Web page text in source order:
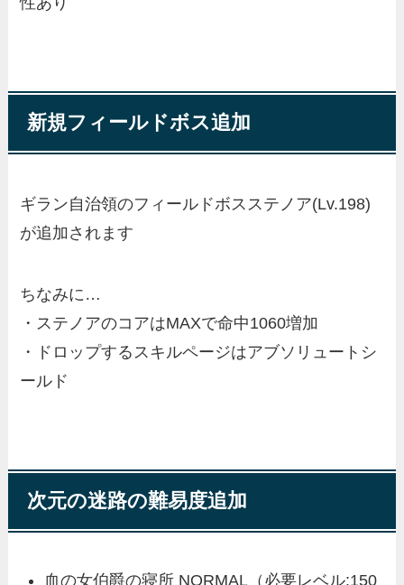
新規フィールドボス追加
ギラン自治領のフィールドボスステノア(Lv.198)
が追加されます
ちなみに…
・ステノアのコアはMAXで命中1060増加
・ドロップするスキルページはアブソリュートシ
ールド
次元の迷路の難易度追加
血の女伯爵の寝所 NORMAL（必要レベル:150